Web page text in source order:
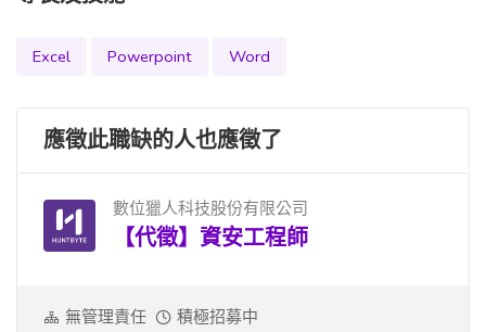
Excel Powerpoint Word
應徵此職缺的人也應徵了
數位獵人科技股份有限公司
【代徵】資安工程師
無管理責任 積極招募中